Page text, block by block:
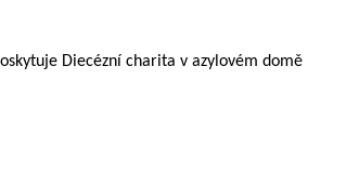
Diecézní charita v azylovém domě